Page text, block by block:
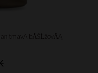
tmavÄ bĂŠĹžovĂĄ